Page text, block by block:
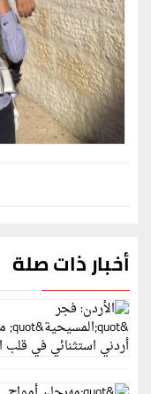
أخبار ذات صلة